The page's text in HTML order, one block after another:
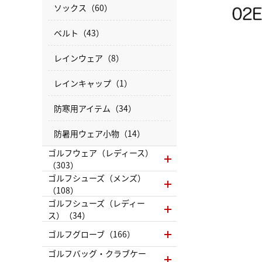
ソックス（60）
ベルト（43）
レインウェア（8）
レインキャップ（1）
防寒用アイテム（34）
防暑用ウェア小物（14）
ゴルフウェア（レディース）
（303）
ゴルフシューズ（メンズ）
（108）
ゴルフシューズ（レディー
ス）（34）
ゴルフグローブ（166）
ゴルフバッグ・クラブケー